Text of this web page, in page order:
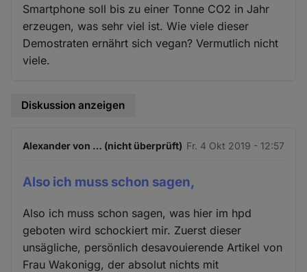
Smartphone soll bis zu einer Tonne CO2 in Jahr
erzeugen, was sehr viel ist. Wie viele dieser
Demostraten ernährt sich vegan? Vermutlich nicht
viele.
Diskussion anzeigen
Alexander von … (nicht überprüft) Fr. 4 Okt 2019 - 12:57
Also ich muss schon sagen,
Also ich muss schon sagen, was hier im hpd
geboten wird schockiert mir. Zuerst dieser
unsägliche, persönlich desavouierende Artikel von
Frau Wakonigg, der absolut nichts mit